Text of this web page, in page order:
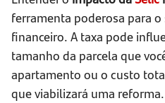
ferramenta poderosa para
financeiro. A taxa pode
tamanho da parcela que
apartamento ou o custo
que viabilizará uma reforma.